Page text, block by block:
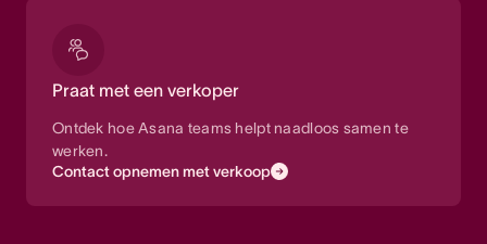
Praat met een verkoper
Ontdek hoe Asana teams helpt naadloos samen te
werken.
Contact opnemen met verkoop